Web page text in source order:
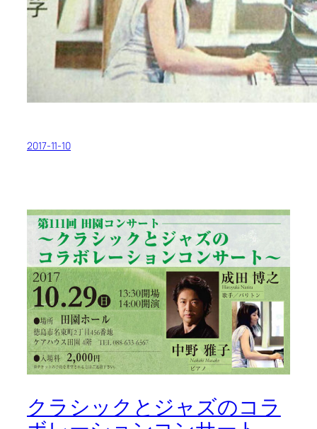
2017-11-10
クラシックとジャズのコラ